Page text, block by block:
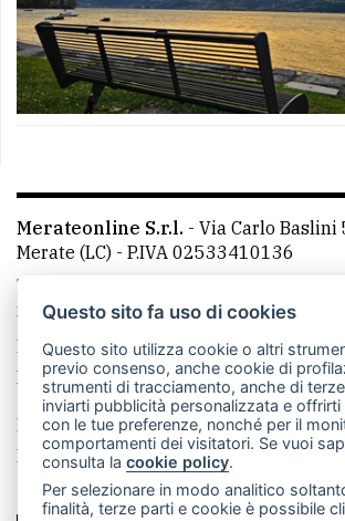
Merateonline S.r.l. - Via Carlo Baslini
Merate (LC) - P.IVA 02533410136
Telefono:
mail: redazione@leccoonline.com
La redazione
MerateOnline
Made by VIP
Privacy policy
Cookie policy
Rivedi le tue scelte sui cookie
Questo sito fa uso di cookies
Questo sito utilizza cookie o altri
previo consenso, anche cookie di
strumenti di tracciamento, anche di
inviarti pubblicità personalizzata e offrirti
con le tue preferenze, nonché per il
comportamenti dei visitatori. Se vuoi
consulta lacookie policy.
Per selezionare in modo analitico
finalità, terze parti e cookie è possibile